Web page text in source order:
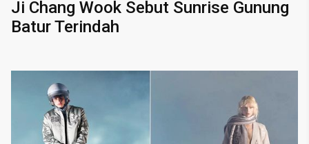
Ji Chang Wook Sebut Sunrise Gunung
Batur Terindah